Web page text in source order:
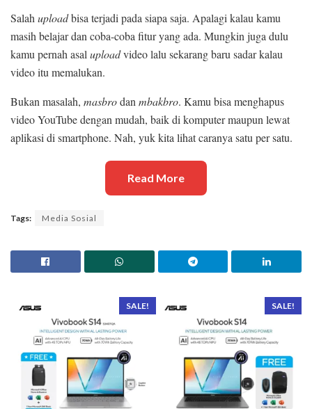
Salahuploadbisa terjadi pada siapa saja. Apalagi kalau kamu
masih belajar dan coba-coba fitur yang ada. Mungkin juga dulu
kamu pernah asaluploadvideo lalu sekarang baru sadar kalau
video itu memalukan.
Bukan masalah, masbrodanmbakbro. Kamu bisa menghapus
video YouTube dengan mudah, baik di komputer maupun lewat
aplikasi di smartphone. Nah, yuk kita lihat caranya satu per satu.
Read More
Tags: Media Sosial
SALE! SALE!